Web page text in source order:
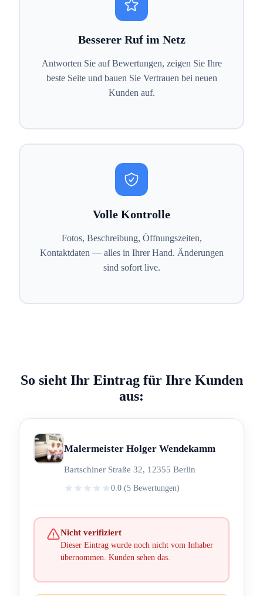
Besserer Ruf im Netz
Antworten Sie auf Bewertungen, zeigen Sie Ihre
beste Seite und bauen Sie Vertrauen bei neuen
Kunden auf.
Volle Kontrolle
Fotos, Beschreibung, Öffnungszeiten,
Kontaktdaten — alles in Ihrer Hand. Änderungen
sind sofort live.
So sieht Ihr Eintrag für Ihre Kunden
aus:
Malermeister Holger Wendekamm
Bartschiner Straße 32, 12355 Berlin
0.0 (5 Bewertungen)
Nicht verifiziert
Dieser Eintrag wurde noch nicht vom Inhaber
übernommen. Kunden sehen das.